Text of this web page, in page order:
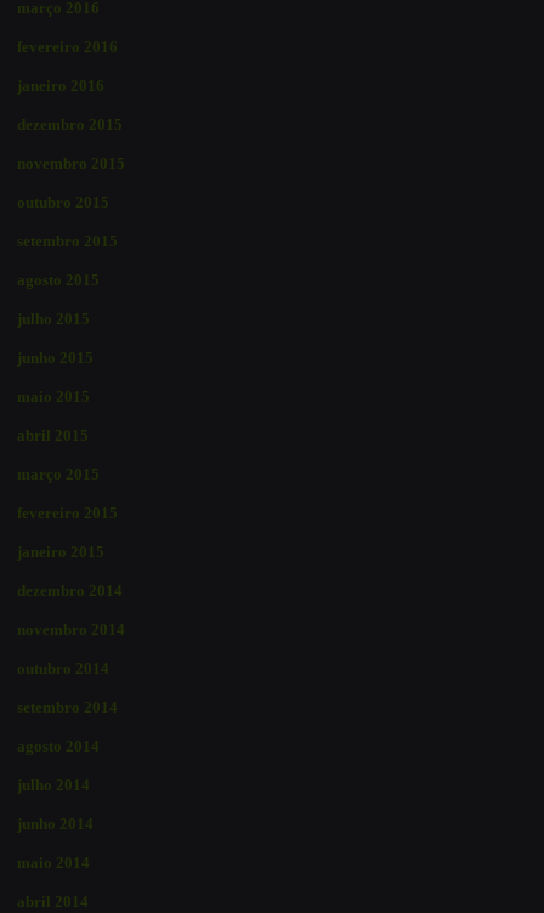
março 2016
fevereiro 2016
janeiro 2016
dezembro 2015
novembro 2015
outubro 2015
setembro 2015
agosto 2015
julho 2015
junho 2015
maio 2015
abril 2015
março 2015
fevereiro 2015
janeiro 2015
dezembro 2014
novembro 2014
outubro 2014
setembro 2014
agosto 2014
julho 2014
junho 2014
maio 2014
abril 2014